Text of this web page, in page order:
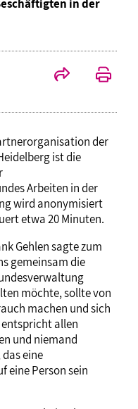
in der
der
ist die
Arbeiten in der
wird anonymisiert
etwa 20 Minuten.
Gehlen sagte zum
gemeinsam die
möchte, sollte von
machen und sich
allen
und niemand
eine
eine Person sein